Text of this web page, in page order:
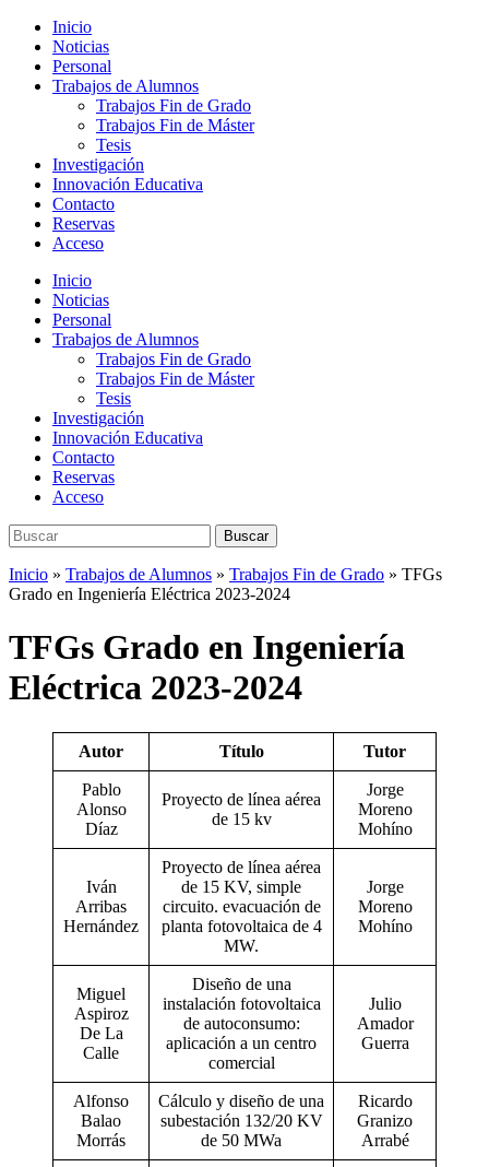
Saltar
contenido
principal
Alternar
menú
móvil
Inicio
Noticias
Personal
Trabajos de Alumnos
Trabajos Fin de Grado
Trabajos Fin de Máster
Tesis
Investigación
Innovación Educativa
Contacto
Reservas
Acceso
Inicio
Noticias
Personal
Trabajos de Alumnos
Trabajos Fin de Grado
Trabajos Fin de Máster
Tesis
Investigación
Innovación Educativa
Contacto
Reservas
Acceso
Buscar:
Buscar
Inicio » Trabajos de Alumnos » Trabajos Fin de Grado » TFGs
Grado en Ingeniería Eléctrica 2023-2024
TFGs Grado en Ingeniería
Eléctrica 2023-2024
Autor Título Tutor
Pablo
Alonso
Díaz
Proyecto de línea aérea
de 15 kv
Jorge
Moreno
Mohíno
Iván
Arribas
Hernández
Proyecto de línea aérea
de 15 KV, simple
circuito. evacuación de
planta fotovoltaica de 4
MW.
Jorge
Moreno
Mohíno
Miguel
Aspiroz
De La
Calle
Diseño de una
instalación fotovoltaica
de autoconsumo:
aplicación a un centro
comercial
Julio
Amador
Guerra
Alfonso
Balao
Morrás
Cálculo y diseño de una
subestación 132/20 KV
de 50 MWa
Ricardo
Granizo
Arrabé